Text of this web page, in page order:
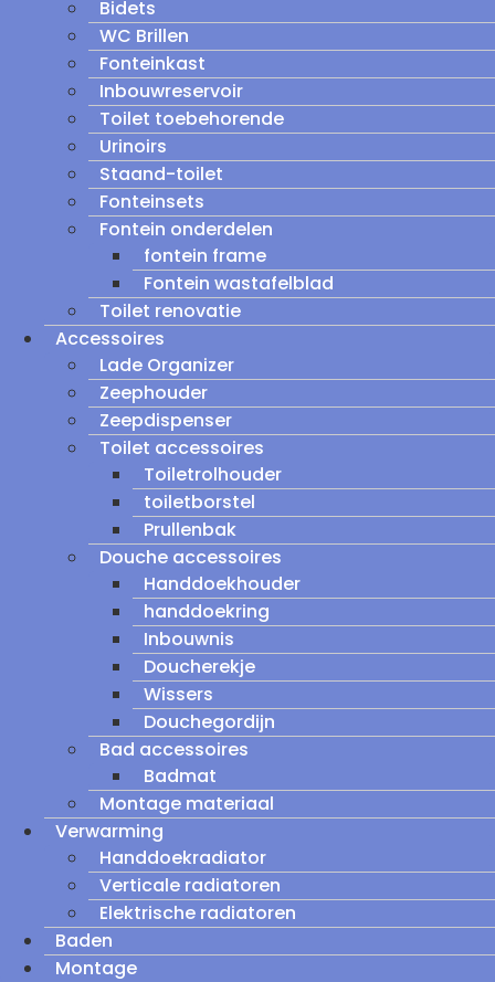
Bidets
WC Brillen
Fonteinkast
Inbouwreservoir
Toilet toebehorende
Urinoirs
Staand-toilet
Fonteinsets
Fontein onderdelen
fontein frame
Fontein wastafelblad
Toilet renovatie
Accessoires
Lade Organizer
Zeephouder
Zeepdispenser
Toilet accessoires
Toiletrolhouder
toiletborstel
Prullenbak
Douche accessoires
Handdoekhouder
handdoekring
Inbouwnis
Doucherekje
Wissers
Douchegordijn
Bad accessoires
Badmat
Montage materiaal
Verwarming
Handdoekradiator
Verticale radiatoren
Elektrische radiatoren
Baden
Montage